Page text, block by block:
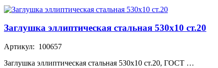
Заглушка эллиптическая стальная 530х10 ст.20
Артикул: 100657
Заглушка эллиптическая стальная 530х10 ст.20, ГОСТ …